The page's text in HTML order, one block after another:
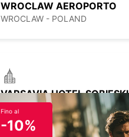
WROCLAW AEROPORTO
WROCLAW - POLAND
VARSAVIA HOTEL SOBIESKI
WARSZAWA - POLAND
Fino al
-10%